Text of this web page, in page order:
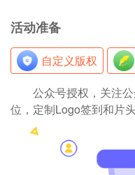
活动准备
自定义版权
公众号授权，关注
位，定制Logo签到和片